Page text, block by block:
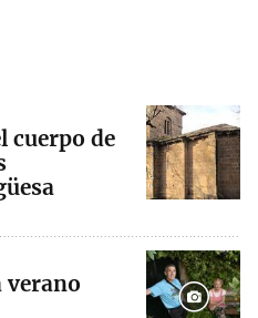
cuerpo de
verano